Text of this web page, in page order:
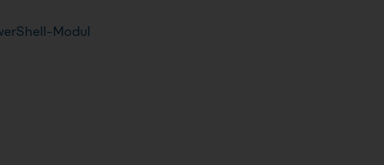
Modul